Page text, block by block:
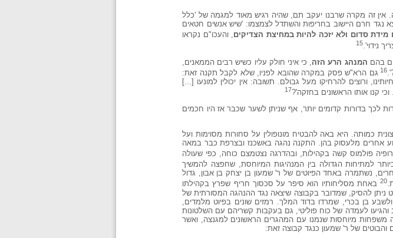
אין זה מקרה שרבנו יעקב תם, שהיה רגיש מאוד למגמה של 'כלל
חרם היישוב בחריפות והשתדל לצמצמו: 'שיש אנשים חטאים
מידת סדום ולא יזכה להיות במחיצת הצדיקים, והעכו"ם נקראו
נידוי'. 15
המנהג הרע הזה , כי איני חולק עליו כשיש רבים הממאנים,
16 גם הרא"ש פסק במקרה שהובא לפניו, שלא לקבל תקנה זאת:
ורוצים להרחיקו מעל גבולם. תשובה: אין יכולין למונעו [...]
קנו אותו הראשונים בחזקה'?17
מאוחרים מן המאות ה- 12 וה- 13, ולא מצינו התנגדות לכך בדורות קדומים יותר, אף שניתן לשער שכבר אז היו חכמים
כמותה. היא באה להבטיח מונופולין על סחורות מסוימות ועל
אחרים מלעסוק בהן. התקנה נהגה באשכנז ובצרפת כבר במאה
של המאה ה- 11 עוררה תקנת המערופיה פולמוס קשה בקהילות, ובהדרגה נצטמצם כוחה, כפי שעולה
למתיחות הגדולה בין המנהיגות המיוחסת, שחפצה להמשיך
נשתמרה באחד הפיוטים של ר' שמעון בן יצחק בן אבון, גדול
20 באחת מסליחותיו הוא סיפר על סכסוך חריף שפרץ בקהילתו
ניתן להסיק, שמדובר בקבוצה שיצאה נגד ההנהגה המסורתית של
בן בכרי, שמרדו בדוד המלך. רמזים שונים בפיוט מלמדים,
לעמדה של כוח פוליטי, גם בעקבות קשריהם עם השלטונות
מיוחסות שנמנו עם המהגרים הראשונים למגנצה, ואשר
והבוטים של ר' שמעון כנגד קבוצה זאת: